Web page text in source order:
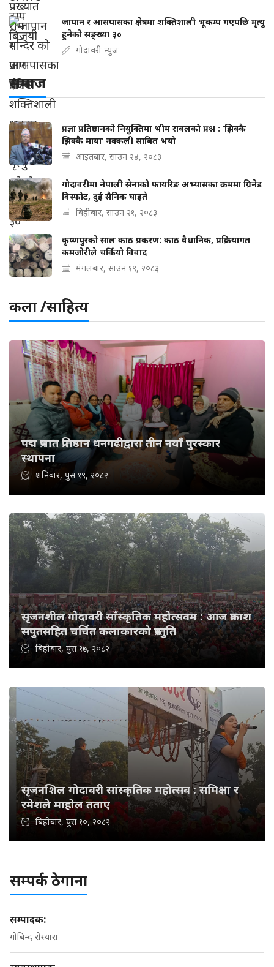
जापान र आसपासका क्षेत्रमा शक्तिशाली भूकम्प गएपछि मृत्यु
हुनेको सङ्ख्या ३०
गोदावरी न्युज
समाज
प्रज्ञा प्रतिष्ठानको नियुक्तिमा भीम रावलको प्रश्न : ‘झिक्कै
झिक्कै माया’ नक्कली साबित भयो
आइतबार, साउन २४, २०८३
गोदावरीमा नेपाली सेनाको फायरिङ अभ्यासका क्रममा ग्रिनेड
विस्फोट, दुई सैनिक घाइते
बिहीबार, साउन २१, २०८३
कृष्णपुरको साल काठ प्रकरण: काठ वैधानिक, प्रक्रियागत
कमजोरीले चर्कियो विवाद
मंगलबार, साउन १९, २०८३
कला /साहित्य
पद्म प्रभात प्रतिष्ठान धनगढीद्वारा तीन नयाँ पुरस्कार
स्थापना
शनिबार, पुस १९, २०८२
सृजनशील गोदावरी साँस्कृतिक महोत्सवम : आज प्रकाश
सपुतसहित चर्चित कलाकारको प्रस्तुति
बिहीबार, पुस १७, २०८२
सृजनशिल गोदावरी सांस्कृतिक महोत्सव : समिक्षा र
रमेशले माहोल तताए
बिहीबार, पुस १०, २०८२
सम्पर्क ठेगाना
सम्पादक:
गोबिन्द रोस्यारा